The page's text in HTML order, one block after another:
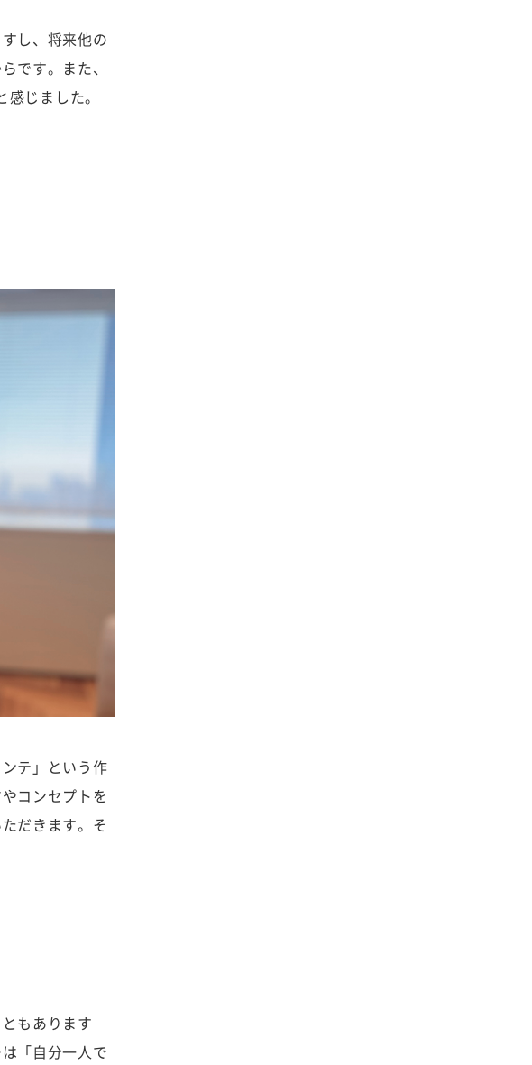
し、将来他の
です。また、
じました。
テ」という作
コンセプトを
だきます。そ
もあります
「自分一人で